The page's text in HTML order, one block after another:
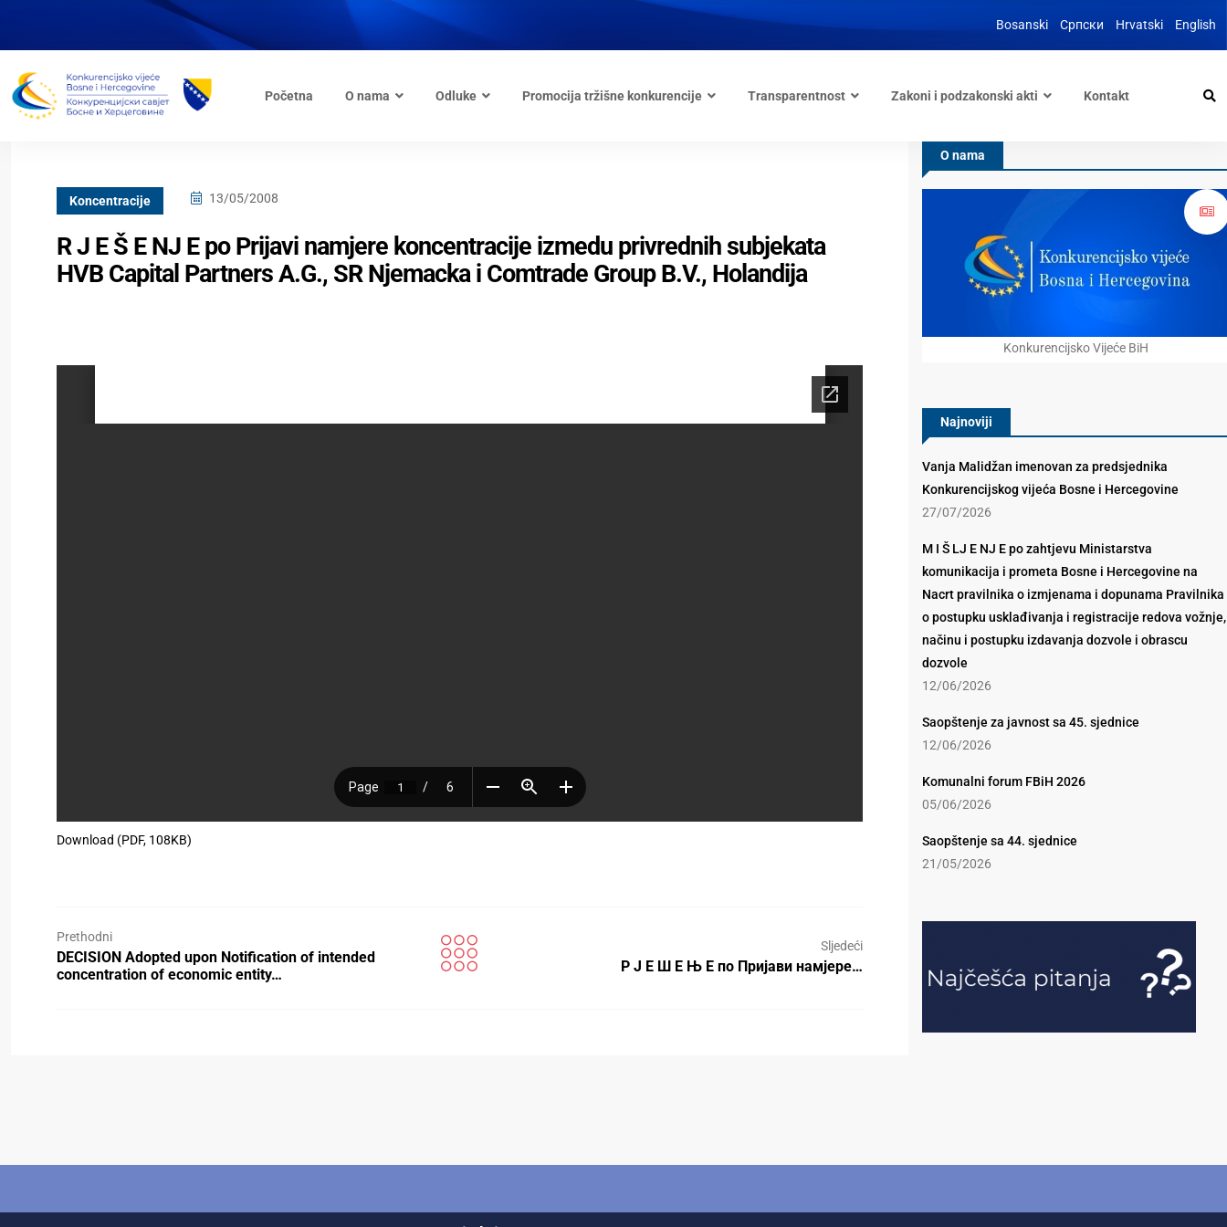
Bosanski Српски Hrvatski English
Početna O nama Odluke Promocija tržišne konkurencije Transparentnost Zakoni i podzakonski akti Kontakt
Koncentracije 13/05/2008
R J E Š E NJ E po Prijavi namjere koncentracije izmedu privrednih subjekata
HVB Capital Partners A.G., SR Njemacka i Comtrade Group B.V., Holandija
Download (PDF, 108KB)
Prethodni
DECISION Adopted upon Notification of intended
concentration of economic entity…
Sljedeći
Р Ј Е Ш Е Њ Е по Пријави намјере…
O nama
Konkurencijsko Vijeće BiH
Najnoviji
Vanja Malidžan imenovan za predsjednika
Konkurencijskog vijeća Bosne i Hercegovine
27/07/2026
M I Š LJ E NJ E po zahtjevu Ministarstva
komunikacija i prometa Bosne i Hercegovine na
Nacrt pravilnika o izmjenama i dopunama Pravilnika
o postupku usklađivanja i registracije redova vožnje,
načinu i postupku izdavanja dozvole i obrascu
dozvole
12/06/2026
Saopštenje za javnost sa 45. sjednice
12/06/2026
Komunalni forum FBiH 2026
05/06/2026
Saopštenje sa 44. sjednice
21/05/2026